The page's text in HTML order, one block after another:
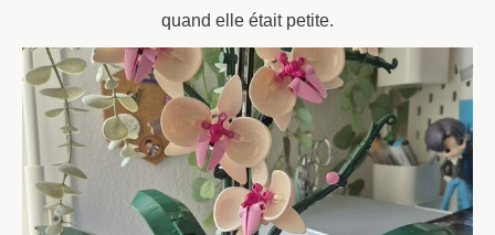
quand elle était petite.